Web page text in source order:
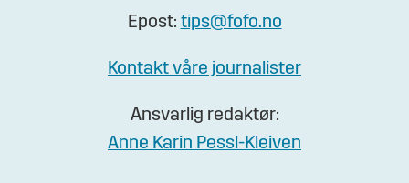
Epost: tips@fofo.no
Kontakt våre journalister
Ansvarlig redaktør:
Anne Karin Pessl-Kleiven